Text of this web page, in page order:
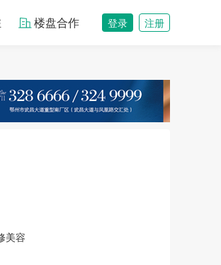
楼盘合作 登录 注册
美容